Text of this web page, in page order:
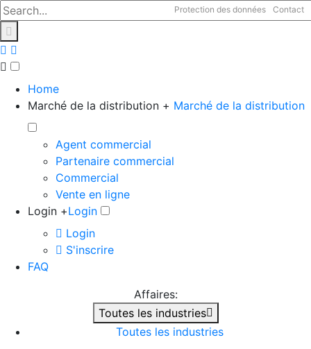
Protection des données Contact
Home
Marché de la distribution + Marché de la distribution
Agent commercial
Partenaire commercial
Commercial
Vente en ligne
Login +Login
Login
S'inscrire
FAQ
Affaires:
Toutes les industries
Toutes les industries